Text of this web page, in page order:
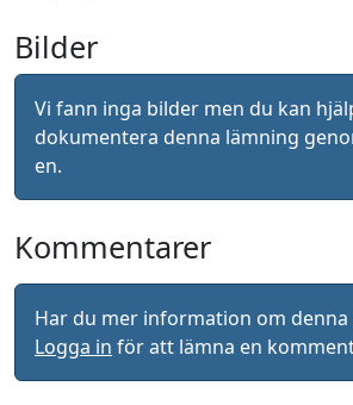
Bilder
Vi fann inga bilder men du kan
dokumentera denna lämning
en.
Kommentarer
Har du mer information om
Logga in för att lämna en